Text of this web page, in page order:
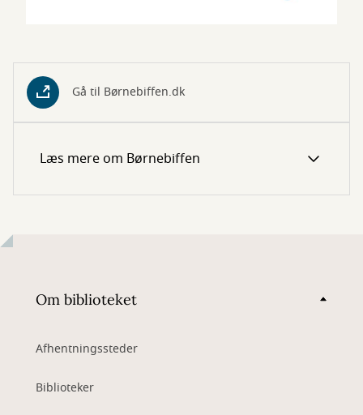
Gå til Børnebiffen.dk
Læs mere om Børnebiffen
Om biblioteket
Afhentningssteder
Biblioteker